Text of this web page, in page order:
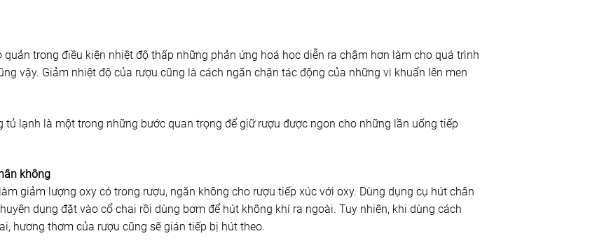
trong điều kiện nhiệt độ thấp những phản ứng hoá học diễn ra chậm hơn làm cho quá trình
vậy. Giảm nhiệt độ của rượu cũng là cách ngăn chặn tác động của những vi khuẩn lên men
tủ lạnh là một trong những bước quan trọng để giữ rượu được ngon cho những lần uống tiếp
không
giảm lượng oxy có trong rượu, ngăn không cho rượu tiếp xúc với oxy. Dùng dụng cụ hút chân
dụng đặt vào cổ chai rồi dùng bơm để hút không khí ra ngoài. Tuy nhiên, khi dùng cách
hương thơm của rượu cũng sẽ gián tiếp bị hút theo.